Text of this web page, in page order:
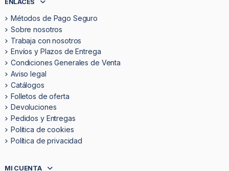
ENLACES
Métodos de Pago Seguro
Sobre nosotros
Trabaja con nosotros
Envíos y Plazos de Entrega
Condiciones Generales de Venta
Aviso legal
Catálogos
Folletos de oferta
Devoluciones
Pedidos y Entregas
Politica de cookies
Política de privacidad
MI CUENTA